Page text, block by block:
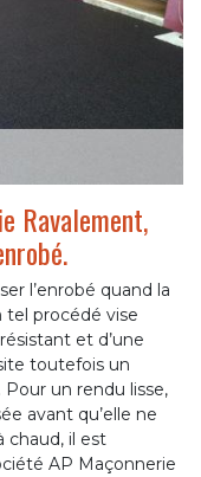
Ravalement,
l’enrobé quand la
tel procédé vise
et d’une
toutefois un
un rendu lisse,
avant qu’elle ne
chaud, il est
AP Maçonnerie